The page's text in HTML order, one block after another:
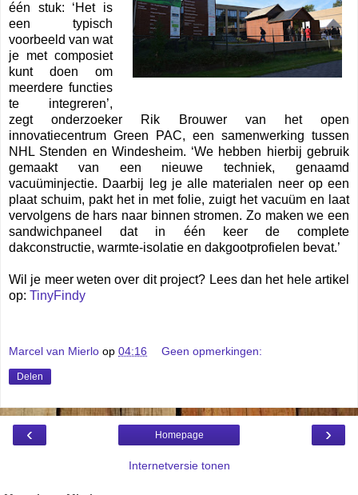
één stuk: ‘Het is
een typisch
voorbeeld van wat
je met composiet
kunt doen om
meerdere functies
te integreren’,
zegt onderzoeker Rik Brouwer van het open
innovatiecentrum Green PAC, een samenwerking tussen
NHL Stenden en Windesheim. ‘We hebben hierbij gebruik
gemaakt van een nieuwe techniek, genaamd
vacuüminjectie. Daarbij leg je alle materialen neer op een
plaat schuim, pakt het in met folie, zuigt het vacuüm en laat
vervolgens de hars naar binnen stromen. Zo maken we een
sandwichpaneel dat in één keer de complete
dakconstructie, warmte-isolatie en dakgootprofielen bevat.’
Wil je meer weten over dit project? Lees dan het hele artikel
op: TinyFindy
Marcel van Mierlo op 04:16 Geen opmerkingen:
Delen
‹ ›
Homepage
Internetversie tonen